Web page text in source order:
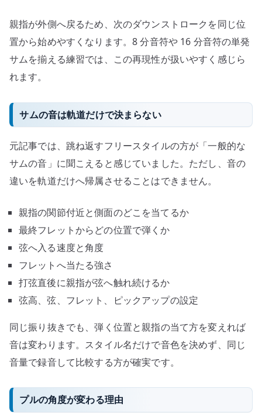
親指が外側へ戻るため、次のダウンストロークを同じ位
置から始めやすくなります。8 分音符や 16 分音符の単発
サムを揃える練習では、この再現性が扱いやすく感じら
れます。
サムの音は軌道だけで決まらない
元記事では、跳ね返すフリースタイルの方が「一般的な
サムの音」に聞こえると感じていました。ただし、音の
違いを軌道だけへ帰属させることはできません。
親指の関節付近と側面のどこを当てるか
最終フレットからどの位置で弾くか
弦へ入る速度と角度
フレットへ当たる強さ
打弦直後に親指が弦へ触れ続けるか
弦高、弦、フレット、ピックアップの設定
同じ振り抜きでも、弾く位置と親指の当て方を変えれば
音は変わります。スタイル名だけで音色を決めず、同じ
音量で録音して比較する方が確実です。
プルの角度が変わる理由